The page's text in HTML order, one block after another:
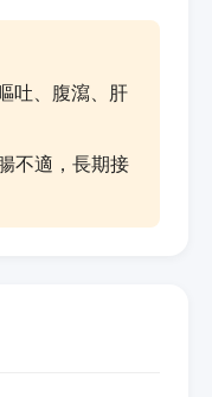
吐、腹瀉、肝
不適，長期接